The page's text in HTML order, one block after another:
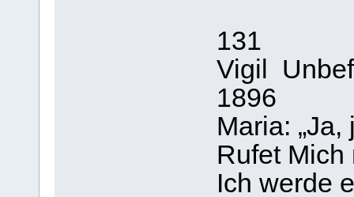
131
Vigil
1896
Maria:
Rufet Mich
Ich werde